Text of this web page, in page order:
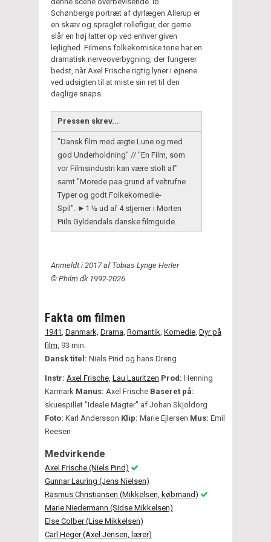
Schønbergs portræt af dyrlægen Allerup er
en skæv og spraglet rollefigur, der gerne
slår en høj latter op ved enhver given
lejlighed. Filmens folkekomiske tone har en
dramatisk nerveoverbygning, der fungerer
bedst, når Axel Frische rigtig lyner i øjnene
ved udsigten til at miste sin ret til den
daglige snaps.
Pressen skrev...
"Dansk film med ægte Lune og med
god Underholdning" // "En Film, som
vor Filmsindustri kan være stolt af"
samt "Morede paa grund af veltrufne
Typer og godt Folkekomedie-
Spil". ►1 ½ ud af 4 stjerner i Morten
Piils Gyldendals danske filmguide.
Anmeldt i 2017 af Tobias Lynge Herler
© Philm.dk 1992-2026
Fakta om filmen
1941 Danmark, Drama, Romantik, Komedie, Dyr på
film, 93 min.
Dansk titel: Niels Pind og hans Dreng
Instr: Axel Frische, Lau Lauritzen Prod: Henning
Karmark Manus: Axel Frische Baseret på:
skuespillet "Ideale Magter" af Johan Skjoldorg
Foto: Karl Andersson Klip: Marie Ejlersen Mus: Emil
Reesen
Medvirkende
Axel Frische (Niels Pind)
Gunnar Lauring (Jens Nielsen)
Rasmus Christiansen (Mikkelsen, købmand)
Marie Niedermann (Sidse Mikkelsen)
Else Colber (Lise Mikkelsen)
Carl Heger (Axel Jensen, lærer)